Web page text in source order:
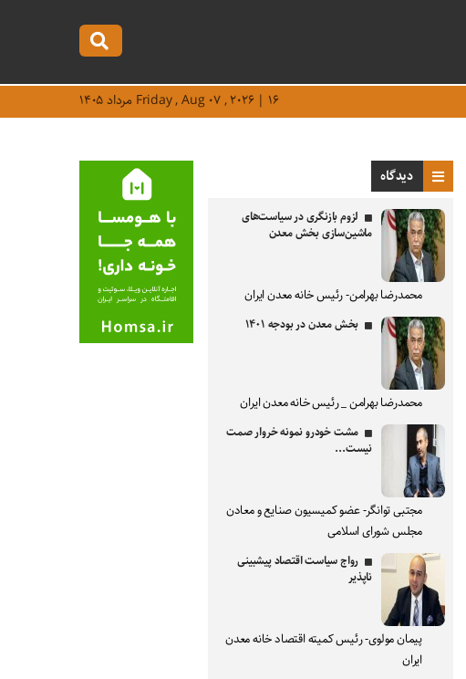
Friday , Aug ۰۷ , ۲۰۲۶ | ۱۶ مرداد ۱۴۰۵
دیدگاه
لزوم بازنگری در سیاست‌های
ماشین‌سازی بخش معدن
محمدرضا بهرامن- رئیس خانه معدن ایران
بخش معدن در بودجه ۱۴۰۱
محمدرضا بهرامن _ رئیس خانه معدن ایران
مشت خودرو نمونه خروار صمت
نیست...
مجتبی توانگر- عضو کمیسیون صنایع و معادن
مجلس شورای اسلامی
رواج سیاست اقتصاد پیشبینی
ناپذیر
پیمان مولوی- رئیس کمیته اقتصاد خانه معدن
ایران